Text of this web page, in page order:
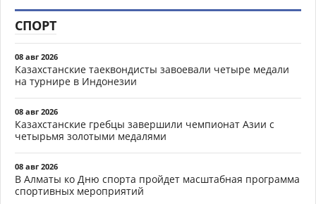
СПОРТ
08 авг 2026
Казахстанские таеквондисты завоевали четыре медали
на турнире в Индонезии
08 авг 2026
Казахстанские гребцы завершили чемпионат Азии с
четырьмя золотыми медалями
08 авг 2026
В Алматы ко Дню спорта пройдет масштабная программа
спортивных мероприятий